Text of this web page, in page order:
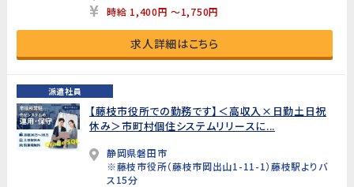
時給 1,400円 ～1,750円
求人詳細はこちら
派遣社員
【藤枝市役所での勤務です】＜高収入×日勤土日祝
休み＞市町村個住システムリリースに...
静岡県磐田市
※藤枝市役所（藤枝市岡出山1-11-1）藤枝駅よりバ
ス15分